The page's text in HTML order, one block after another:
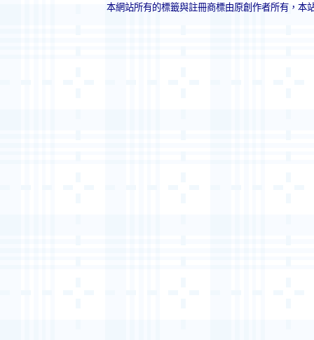
本網站所有的標籤與註冊商標由原創作者所有，本